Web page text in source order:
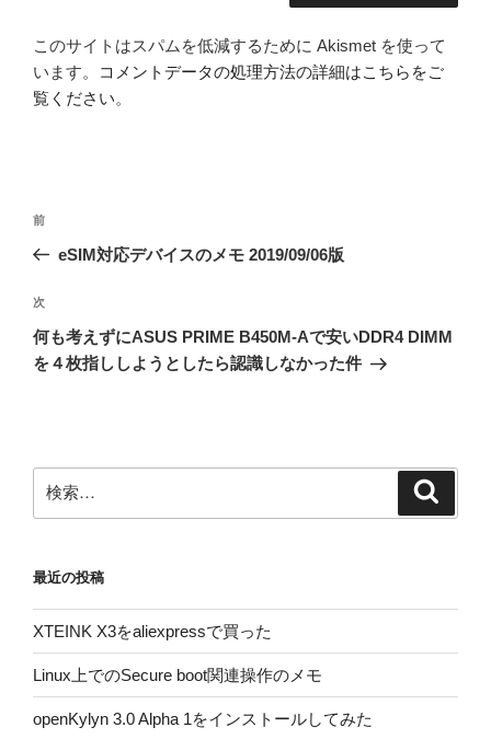
このサイトはスパムを低減するために Akismet を使って
います。
コメントデータの処理方法の詳細はこちらをご
覧ください。
投
ナ
ビ
ゲ
ー
前
の
稿
前
eSIM対応デバイスのメモ 2019/09/06版
次
の
投
次
何も考えずにASUS PRIME B450M-Aで安いDDR4 DIMM
を４枚指ししようとしたら認識しなかった件
索:
最近の投稿
XTEINK X3をaliexpressで買った
Linux上でのSecure boot関連操作のメモ
openKylyn 3.0 Alpha 1をインストールしてみた